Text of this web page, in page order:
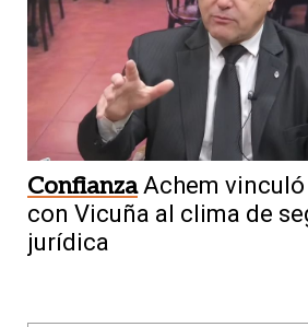
Confianza Achem
con Vicuña al clima de
jurídica